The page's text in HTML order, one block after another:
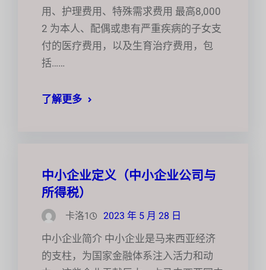
用、护理费用、特殊需求费用 最高8,000
2 为本人、配偶或患有严重疾病的子女支
付的医疗费用，以及生育治疗费用，包
括……
了解更多
中小企业定义（中小企业公司与
所得税）
卡洛1 2023 年 5 月 28 日
中小企业简介 中小企业是马来西亚经济
的支柱，为国家金融体系注入活力和动